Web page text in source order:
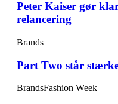
Peter Kaiser gør
relancering
Brands
Part Two står
BrandsFashion Week